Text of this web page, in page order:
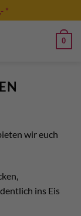
*
0
wir euch
ins Eis